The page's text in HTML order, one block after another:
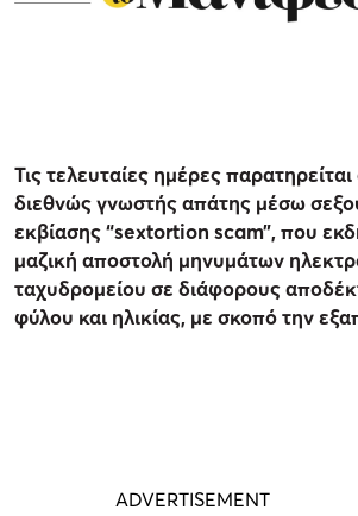
Τις τελευταίες ημέρες
διεθνώς γνωστής απάτης μέσω
εκβίασης “sextortion scam”, που
μαζική αποστολή μηνυμάτων
ταχυδρομείου σε διάφορους
φύλου και ηλικίας, με σκοπό την